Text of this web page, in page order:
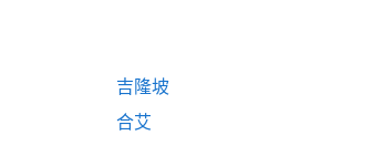
吉隆坡
合艾